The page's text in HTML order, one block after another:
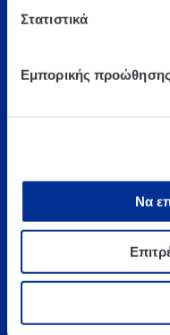
Στατιστικά
Εμπορικής προώθησης
Να
Newsletter
Εργαστείτε
©2022 atlanta |